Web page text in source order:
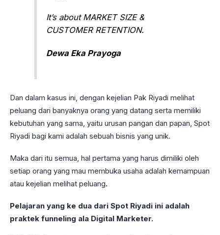
It’s about MARKET SIZE &
CUSTOMER RETENTION.
Dewa Eka Prayoga
Dan dalam kasus ini, dengan kejelian Pak Riyadi melihat
peluang dari banyaknya orang yang datang serta memiliki
kebutuhan yang sama, yaitu urusan pangan dan papan, Spot
Riyadi bagi kami adalah sebuah bisnis yang unik.
Maka dari itu semua, hal pertama yang harus dimiliki oleh
setiap orang yang mau membuka usaha adalah kemampuan
atau kejelian melihat peluang.
Pelajaran yang ke dua dari Spot Riyadi ini adalah
praktek funneling ala Digital Marketer.